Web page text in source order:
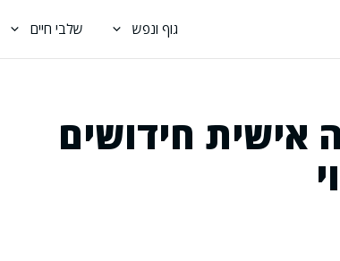
גוף ונפש שלבי חיים
אישית חידושים